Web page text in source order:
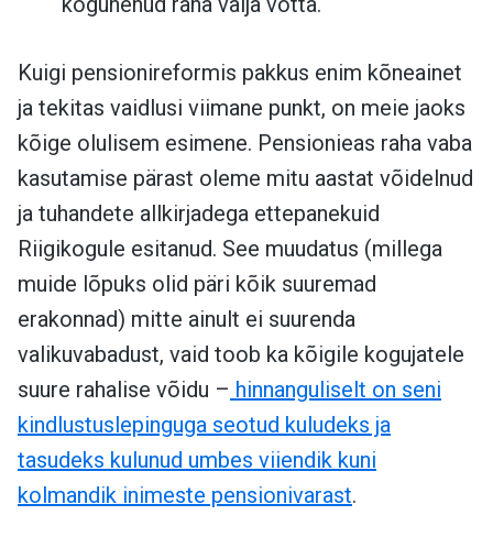
Kuigi pensionireformis pakkus enim kõneainet
ja tekitas vaidlusi viimane punkt, on meie jaoks
kõige olulisem esimene. Pensionieas raha vaba
kasutamise pärast oleme mitu aastat võidelnud
ja tuhandete allkirjadega ettepanekuid
Riigikogule esitanud. See muudatus (millega
muide lõpuks olid päri kõik suuremad
erakonnad) mitte ainult ei suurenda
valikuvabadust, vaid toob ka kõigile kogujatele
suure rahalise võidu – hinnanguliselt on seni
kindlustuslepinguga seotud kuludeks ja
tasudeks kulunud umbes viiendik kuni
kolmandik inimeste pensionivarast.